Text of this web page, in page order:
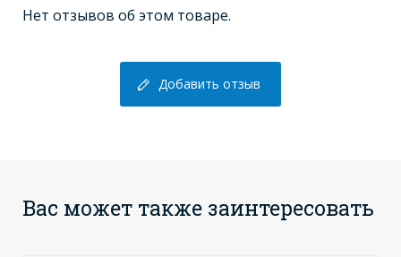
Нет отзывов об этом товаре.
Добавить отзыв
Вас может также заинтересовать